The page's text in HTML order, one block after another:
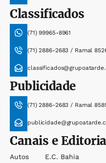
Classificados
(71) 99965-8961
(71) 2886-2683 / Ramal
Publicidade
(71) 2886-2683 / Ramal
Canais e
Autos
E.c. Bahia